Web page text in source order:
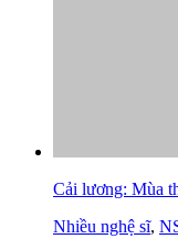
Cải lương: Mùa
Nhiều nghệ sĩ,